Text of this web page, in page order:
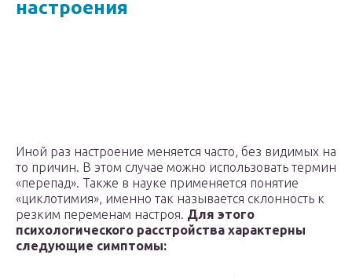
настроения
Иной раз настроение меняется часто, без видимых на
то причин. В этом случае можно использовать термин
«перепад». Также в науке применяется понятие
«циклотимия», именно так называется склонность к
резким переменам настроя. Для этого
психологического расстройства характерны
следующие симптомы: